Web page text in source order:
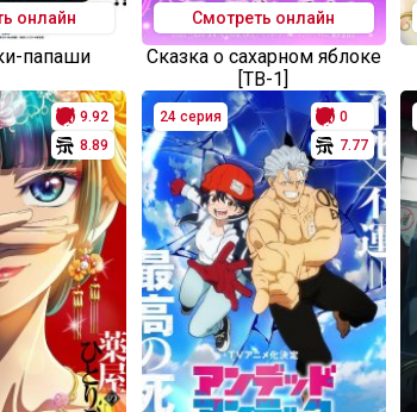
онлайн
папаши
Смотреть онлайн
Сказка о сахарном яблоке
[ТВ-1]
9.92
8.89
24 серия
0
7.77